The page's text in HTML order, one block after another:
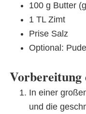
100 g Butter
1 TL Zimt
Prise Salz
Optional:
Vorbereitung
In einer
und die